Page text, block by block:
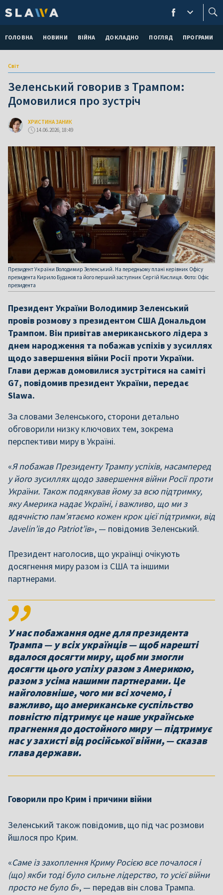
ГОЛОВНА НОВИНИ ВІЙНА ДОКЛАДНО ПОГЛЯД ПРОГРАМИ
Світ
Зеленський говорив з Трампом:
Домовилися про зустріч
ХРИСТИНА ЗАНИК
14.06.2026, 18:49
Президент України Володимир Зеленський. На передньому плані керівник Офісу
президента Кирило Буданов та його перший заступник Сергій Кислиця. Фото: Офіс
президента
Президент України Володимир Зеленський
провів розмову з президентом США Дональдом
Трампом. Він привітав американського лідера з
днем народження та побажав успіхів у зусиллях
щодо завершення війни Росії проти України.
Глави держав домовилися зустрітися на саміті
G7, повідомив президент України, передає
Slawa.
За словами Зеленського, сторони детально
обговорили низку ключових тем, зокрема
перспективи миру в Україні.
«Я побажав Президенту Трампу успіхів, насамперед
у його зусиллях щодо завершення війни Росії проти
України. Також подякував йому за всю підтримку,
яку Америка надає Україні, і важливо, що ми з
вдячністю пам’ятаємо кожен крок цієї підтримки, від
Javelinʼів до Patriotʼів», — повідомив Зеленський.
Президент наголосив, що українці очікують
досягнення миру разом із США та іншими
партнерами.
У нас побажання одне для президента
Трампа — у всіх українців — щоб нарешті
вдалося досягти миру, щоб ми змогли
досягти цього успіху разом з Америкою,
разом з усіма нашими партнерами. Це
найголовніше, чого ми всі хочемо, і
важливо, що американське суспільство
повністю підтримує це наше українське
прагнення до достойного миру — підтримує
нас у захисті від російської війни, — сказав
глава держави.
Говорили про Крим і причини війни
Зеленський також повідомив, що під час розмови
йшлося про Крим.
«Саме із захоплення Криму Росією все почалося і
(що) якби тоді було сильне лідерство, то усієї війни
просто не було б», — передав він слова Трампа.